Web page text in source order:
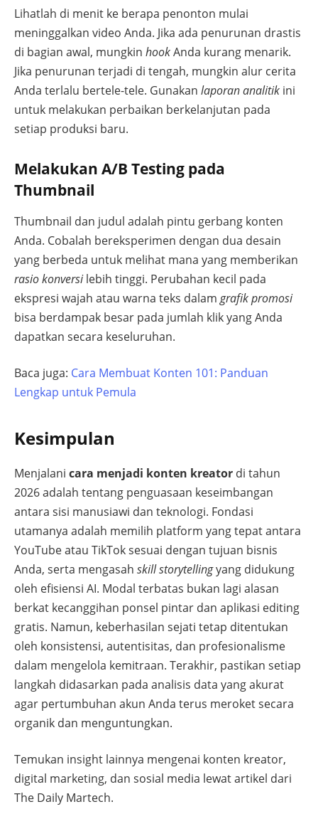
Lihatlah di menit ke berapa penonton mulai
meninggalkan video Anda. Jika ada penurunan drastis
di bagian awal, mungkin hookAnda kurang menarik.
Jika penurunan terjadi di tengah, mungkin alur cerita
Anda terlalu bertele-tele. Gunakan laporan analitik ini
untuk melakukan perbaikan berkelanjutan pada
setiap produksi baru.
Melakukan A/B Testing pada
Thumbnail
Thumbnail dan judul adalah pintu gerbang konten
Anda. Cobalah bereksperimen dengan dua desain
yang berbeda untuk melihat mana yang memberikan
rasio konversilebih tinggi. Perubahan kecil pada
ekspresi wajah atau warna teks dalam grafik promosi
bisa berdampak besar pada jumlah klik yang Anda
dapatkan secara keseluruhan.
Baca juga: Cara Membuat Konten 101: Panduan
Lengkap untuk Pemula
Kesimpulan
Menjalani cara menjadi konten kreator di tahun
2026 adalah tentang penguasaan keseimbangan
antara sisi manusiawi dan teknologi. Fondasi
utamanya adalah memilih platform yang tepat antara
YouTube atau TikTok sesuai dengan tujuan bisnis
Anda, serta mengasah skill storytellingyang didukung
oleh efisiensi AI. Modal terbatas bukan lagi alasan
berkat kecanggihan ponsel pintar dan aplikasi editing
gratis. Namun, keberhasilan sejati tetap ditentukan
oleh konsistensi, autentisitas, dan profesionalisme
dalam mengelola kemitraan. Terakhir, pastikan setiap
langkah didasarkan pada analisis data yang akurat
agar pertumbuhan akun Anda terus meroket secara
organik dan menguntungkan.
Temukan insight lainnya mengenai konten kreator,
digital marketing, dan sosial media lewat artikel dari
The Daily Martech.